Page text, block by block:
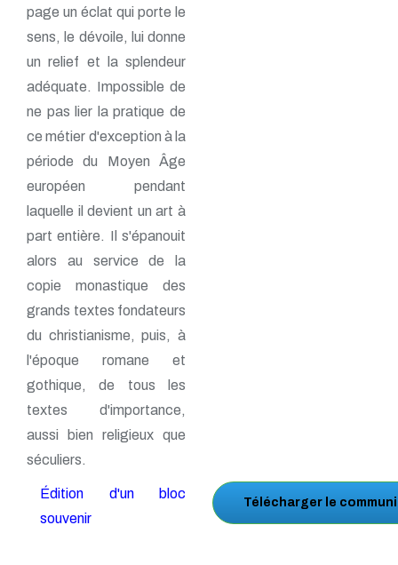
page un éclat qui porte le
sens, le dévoile, lui donne
un relief et la splendeur
adéquate. Impossible de
ne pas lier la pratique de
ce métier d'exception à la
période du Moyen Âge
européen pendant
laquelle il devient un art à
part entière. Il s'épanouit
alors au service de la
copie monastique des
grands textes fondateurs
du christianisme, puis, à
l'époque romane et
gothique, de tous les
textes d'importance,
aussi bien religieux que
séculiers.
Édition d'un bloc
souvenir
Télécharger le